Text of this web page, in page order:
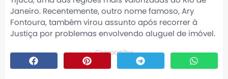
Janeiro. Recentemente, outro nome famoso, Ary
Fontoura, também virou assunto após recorrer à
Justiça por problemas envolvendo aluguel de imóvel.
Compartilhe